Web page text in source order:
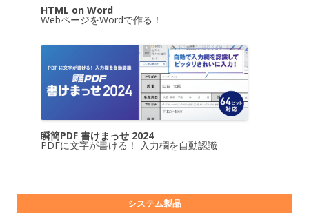
HTML on Word
WebページをWordで作る！
瞬簡PDF 書けまっせ 2024
PDFに文字が書ける！ 入力欄を自動認識
システム製品